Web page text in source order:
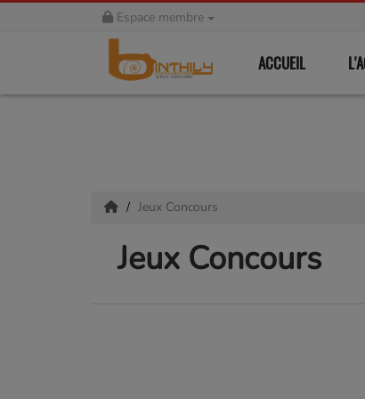
Espace membre
ACCUEIL
Jeux Concours
Jeux Concours